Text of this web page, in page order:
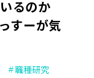
るのか
すーが気
職種研究